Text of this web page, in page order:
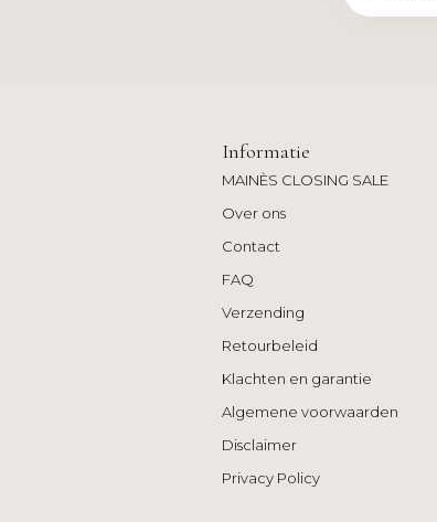
Informatie
MAINÈS CLOSING SALE
Over ons
Contact
FAQ
Verzending
Retourbeleid
Klachten en garantie
Algemene voorwaarden
Disclaimer
Privacy Policy